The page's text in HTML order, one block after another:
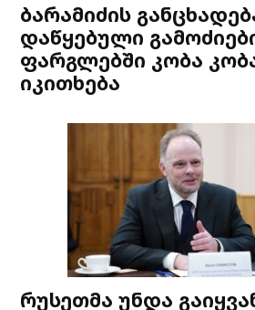
ბარამიძის
დაწყებული
ფარგლებში კობა
იკითხება
რუსეთმა უნდა